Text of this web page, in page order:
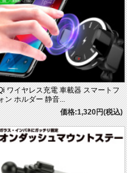
ワイヤレス充電 車載器 スマートフ
ン ホルダー 静音...
価格:1,320円(税込)